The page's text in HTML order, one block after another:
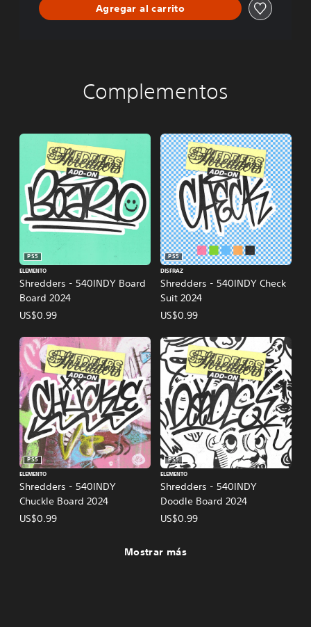
Agregar al carrito
Complementos
Shredders - 540INDY Board
Board 2024
PS5
ELEMENTO
US$0.99
Shredders - 540INDY Check
Suit 2024
PS5
DISFRAZ
US$0.99
Shredders - 540INDY
Chuckle Board 2024
PS5
ELEMENTO
US$0.99
Shredders - 540INDY
Doodle Board 2024
PS5
ELEMENTO
US$0.99
Mostrar más